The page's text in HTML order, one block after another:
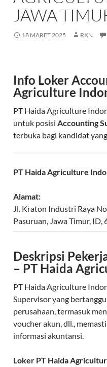
JAWA
18 MARET 2025 RKN
Info Loker
Agriculture
PT Haida Agriculture
untuk posisi Accounting
terbuka bagi kandidat
PT Haida Agriculture
Alamat:
Jl. Kraton Industri Raya
Pasuruan, Jawa Timur, ID,
Deskripsi
– PT Haida
PT Haida Agriculture
Supervisor yang
perusahaan, termasuk
voucher akun, dll.,
informasi akuntansi.
Loker PT Haida